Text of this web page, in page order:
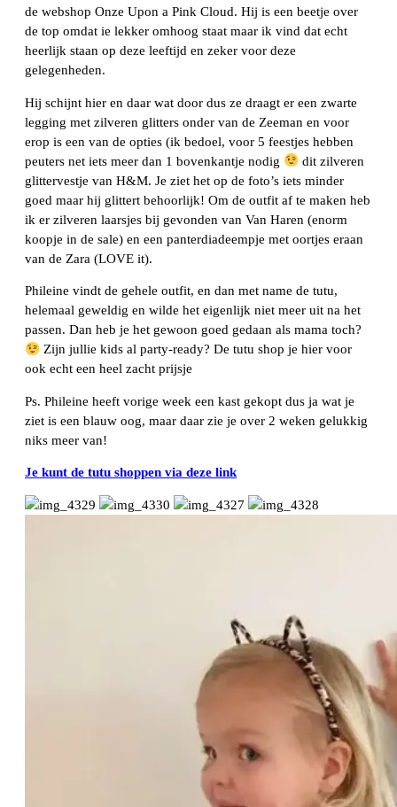
de webshop Onze Upon a Pink Cloud. Hij is een beetje over
de top omdat ie lekker omhoog staat maar ik vind dat echt
heerlijk staan op deze leeftijd en zeker voor deze
gelegenheden.
Hij schijnt hier en daar wat door dus ze draagt er een zwarte
legging met zilveren glitters onder van de Zeeman en voor
erop is een van de opties (ik bedoel, voor 5 feestjes hebben
peuters net iets meer dan 1 bovenkantje nodig
dit zilveren
glittervestje van H&M. Je ziet het op de foto’s iets minder
goed maar hij glittert behoorlijk! Om de outfit af te maken heb
ik er zilveren laarsjes bij gevonden van Van Haren (enorm
koopje in de sale) en een panterdiadeempje met oortjes eraan
van de Zara (LOVE it).
Phileine vindt de gehele outfit, en dan met name de tutu,
helemaal geweldig en wilde het eigenlijk niet meer uit na het
passen. Dan heb je het gewoon goed gedaan als mama toch?
Zijn jullie kids al party-ready? De tutu shop je hier voor
ook echt een heel zacht prijsje
Ps. Phileine heeft vorige week een kast gekopt dus ja wat je
ziet is een blauw oog, maar daar zie je over 2 weken gelukkig
niks meer van!
Je kunt de tutu shoppen via deze link